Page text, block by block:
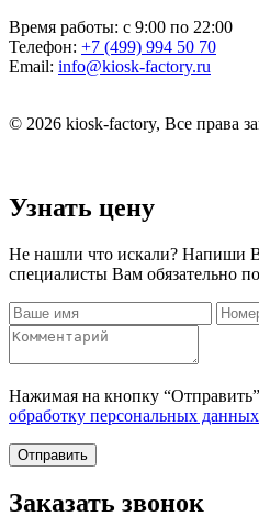
Время работы: с 9:00 по 22:00
Телефон: +7 (499) 994 50 70
Email: info@kiosk-factory.ru
© 2026 kiosk-factory, Все права
Узнать цену
Не нашли что искали? Напиши
специалисты Вам обязательно
Нажимая на кнопку
обработку персональных данных
Отправить
Заказать звонок